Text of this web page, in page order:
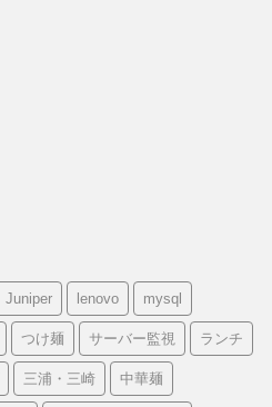
Juniper lenovo mysql
つけ麺 サーバー監視 ランチ
三浦・三崎 中華麺